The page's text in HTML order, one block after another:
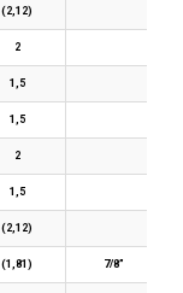
(2,12)
2
1,5
1,5
2
1,5
(2,12)
(1,81) 7/8”